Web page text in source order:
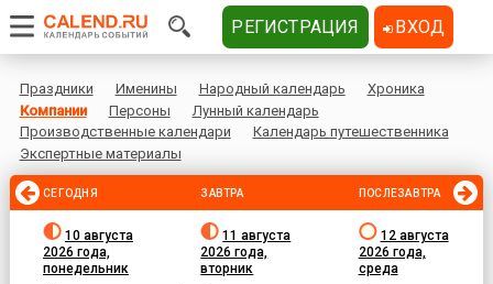
Праздники Именины Народный календарь
Хроника
Компании
Персоны
Лунный календарь
Производственные календари
Календарь путешественника
Экспертные материалы
СЕГОДНЯ
10 августа
2026 года,
понедельник
ЗАВТРА
11 августа
2026 года,
вторник
ПОСЛЕЗАВТРА
12 августа
2026 года,
среда
РЕГИСТРАЦИЯ ВХОД